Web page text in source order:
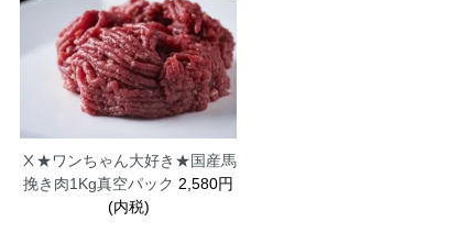
Ⅹ★ワンちゃん大好き★国産馬
挽き肉1Kg真空パック 2,580円
(内税)